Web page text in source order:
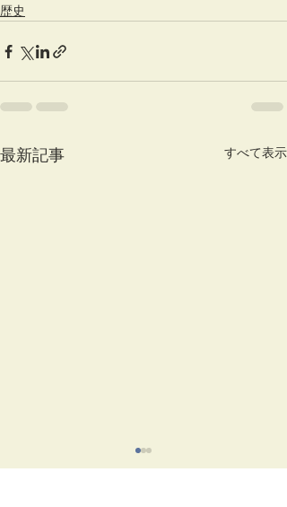
歴史
最新記事 すべて表示